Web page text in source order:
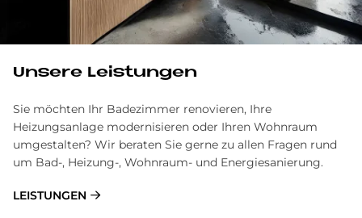
Unsere Leistungen
Sie möchten Ihr Badezimmer renovieren, Ihre
Heizungsanlage modernisieren oder Ihren Wohnraum
umgestalten? Wir beraten Sie gerne zu allen Fragen rund
um Bad-, Heizung-, Wohnraum- und Energiesanierung.
LEISTUNGEN